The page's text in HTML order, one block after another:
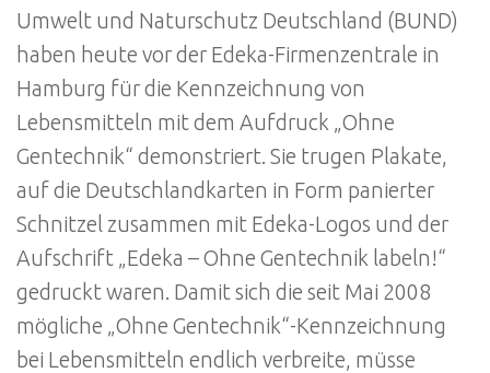
Umwelt und Naturschutz Deutschland (BUND)
haben heute vor der Edeka-Firmenzentrale in
Hamburg für die Kennzeichnung von
Lebensmitteln mit dem Aufdruck „Ohne
Gentechnik“ demonstriert. Sie trugen Plakate,
auf die Deutschlandkarten in Form panierter
Schnitzel zusammen mit Edeka-Logos und der
Aufschrift „Edeka – Ohne Gentechnik labeln!“
gedruckt waren. Damit sich die seit Mai 2008
mögliche „Ohne Gentechnik“-Kennzeichnung
bei Lebensmitteln endlich verbreite, müsse